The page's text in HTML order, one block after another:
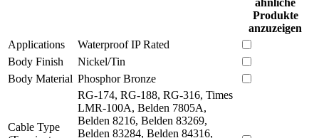
Produkte
anzuzeigen
Applications
Waterproof IP Rated
Body Finish
Nickel/Tin
Body Material Phosphor Bronze
Cable Type
RG-174, RG-188, RG-316, Times
LMR-100A, Belden 7805A,
Belden 8216, Belden 83269,
Belden 83284, Belden 84316,